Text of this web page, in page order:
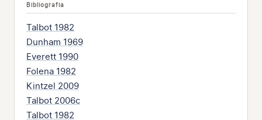
Bibliografia
Talbot 1982
Dunham 1969
Everett 1990
Folena 1982
Kintzel 2009
Talbot 2006c
Talbot 1982